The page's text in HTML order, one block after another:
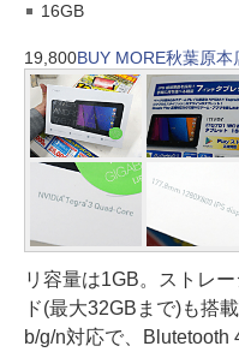
16GB
19,800BUY MORE秋葉原本
リ容量は1GB。ストレ
ド(最大32GBまで)も搭
b/g/n対応で、Blutetooth